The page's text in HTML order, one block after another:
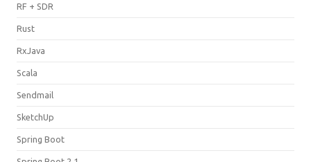
RF + SDR
Rust
RxJava
Scala
Sendmail
SketchUp
Spring Boot